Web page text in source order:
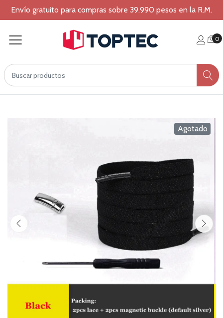
Envío gratuito para compras sobre 39.990 pesos en la R.M.
0
Agotado